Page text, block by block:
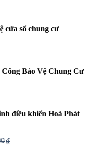
cửa sổ chung cư
Bảo Vệ Chung Cư
điều khiển Hoà Phát
₫